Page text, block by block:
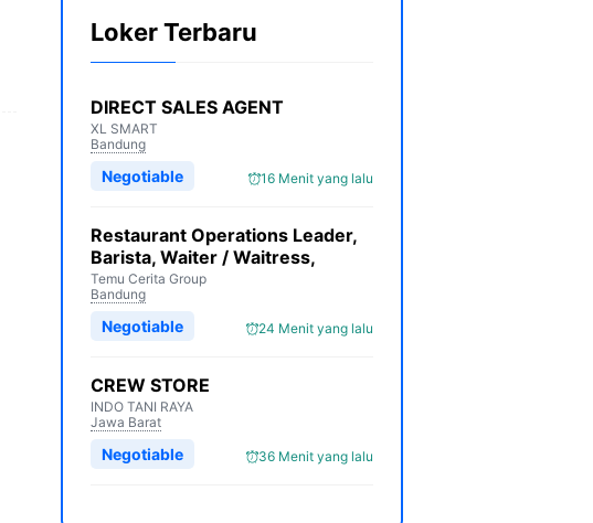
Loker Terbaru
DIRECT SALES AGENT
XL SMART
Bandung
16 Menit yang lalu
Negotiable
Restaurant Operations Leader,
Barista, Waiter / Waitress,
Temu Cerita Group
Bandung
24 Menit yang lalu
Negotiable
CREW STORE
INDO TANI RAYA
Jawa Barat
36 Menit yang lalu
Negotiable